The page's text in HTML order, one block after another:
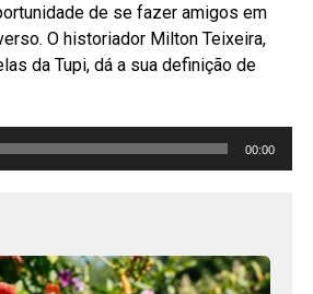
de se fazer amigos em
O historiador Milton Teixeira,
da Tupi, dá a sua definição de
00:00